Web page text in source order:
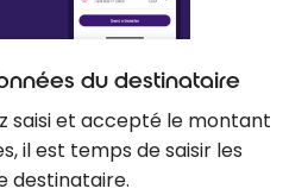
du destinataire
saisi et accepté le montant
il est temps de saisir les
destinataire.